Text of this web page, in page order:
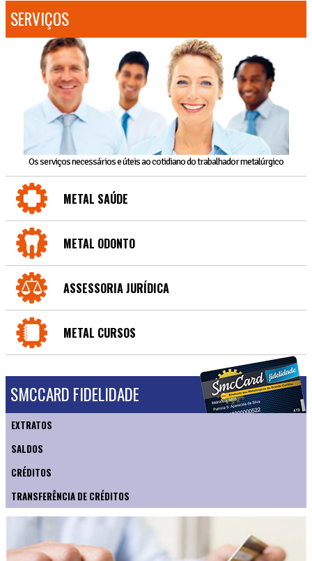
SERVIÇOS
Os serviços necessários e úteis ao cotidiano do trabalhador metalúrgico
METAL SAÚDE
METAL ODONTO
ASSESSORIA JURÍDICA
METAL CURSOS
SMCCARD FIDELIDADE
EXTRATOS
SALDOS
CRÉDITOS
TRANSFERÊNCIA DE CRÉDITOS